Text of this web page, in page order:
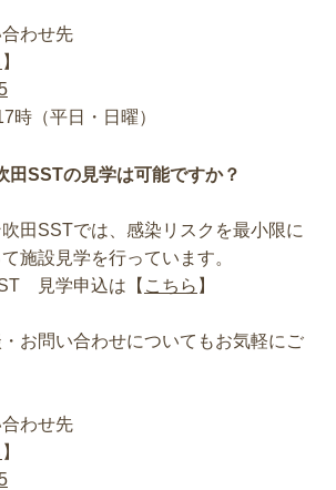
わせ先
】
時（平日・日曜）
田SSTの見学は可能ですか？
田SSTでは、感染リスクを最小限に
施設見学を行っています。
見学申込は【 こちら 】
お問い合わせについてもお気軽にご
わせ先
】